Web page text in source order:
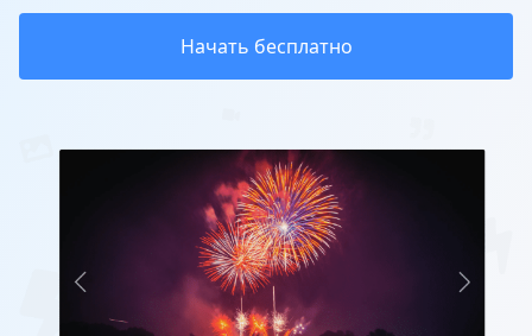
Начать бесплатно